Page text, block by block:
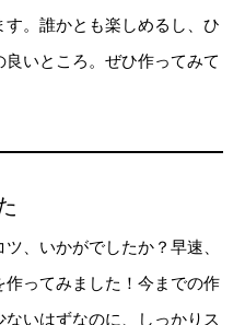
。誰かとも楽しめるし、ひ
いところ。ぜひ作ってみて
、いかがでしたか？早速、
ってみました！今までの作
いはずなのに、しっかりス